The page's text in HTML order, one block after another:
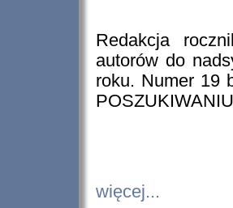
Redakcja
autorów do
roku. Numer 19
więcej...